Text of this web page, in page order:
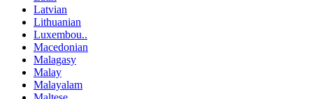
Latvian
Lithuanian
Luxembou..
Macedonian
Malagasy
Malay
Malayalam